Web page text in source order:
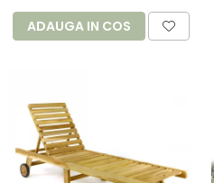
ADAUGA IN COS